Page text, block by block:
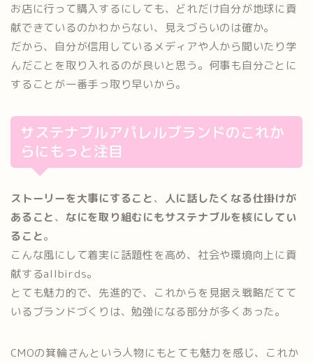
お店に行って購入するにしても、どれだけ自分が地球に貢
献できているのかわからない、見えづらいのは確か。
だから、自分が信用しているメディアや人から聞いたり学
んだことを取り入れるのが良いと思う。何事も自分ごとに
することが一番手っ取り早いから。
サステナブルアパレルブランドのこれか
らにもっと注目
ストーリーを大事にすること、 人に話したくなる仕掛けが
あること、 なにを取り組むにもサステナブルを核にしてい
ること。
こんな風にして着実に話題性を高め、社会や環境向上に貢
献するallbirds。
とても魅力的で、先進的で、これからを見据え戦略だてて
いるブランドづくりは、勉強になる部分が多くあった。
CMOの箕輪さんという人物にもとても魅力を感じ、これか